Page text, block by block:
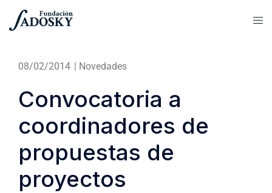
08/02/2014 | Novedades
Convocatoria a
coordinadores de
propuestas de
proyectos